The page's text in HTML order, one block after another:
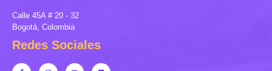
Calle 45A # 20 - 32
Bogotá, Colombia
Redes Sociales